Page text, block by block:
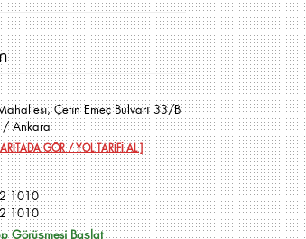
Çetin Emeç Bulvarı 33/B
/ Ankara
GÖR / YOL TARİFİ AL ]
1010
1010
Görüşmesi Başlat